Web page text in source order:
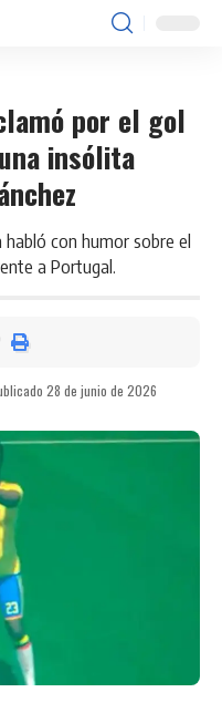
por el gol
insólita
habló con humor sobre el
a Portugal.
28 de junio de 2026